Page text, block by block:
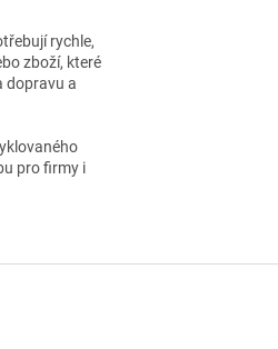
rychle,
zboží, které
dopravu a
pro firmy i